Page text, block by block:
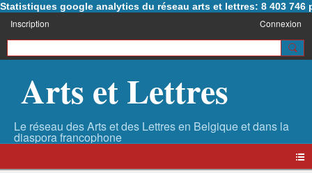
Statistiques google analytics du réseau arts et lettres: 8 403 746
Inscription Connexion
Arts et Lettres